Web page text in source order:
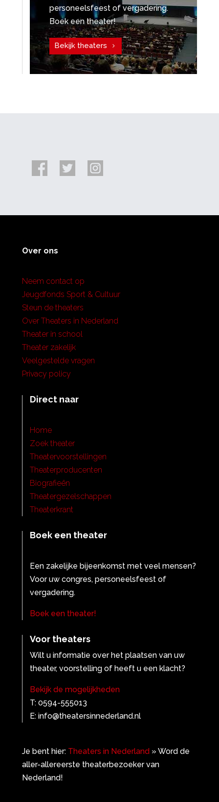
personeelsfeest of vergadering.
Boek een theater!
Bekijk theaters
Over ons
Neem contact op
Jeugdfonds Sport & Cultuur
Steun de theaters
Over Theaters in Nederland
Theater in school
Theater zakelijk
Veelgestelde vragen
Privacy policy
Direct naar
Home
Zoek theater
Theatervoorstellingen
Theaterproducenten
Biografieën
Theatergezelschappen
Theaterkrant
Boek een theater
Een zakelijke bijeenkomst met veel mensen?
Voor uw congres, personeelsfeest of
vergadering.
Boek een theater!
Voor theaters
Wilt u informatie over het plaatsen van uw
theater, voorstelling of heeft u een klacht?
Bekijk de mogelijkheden
T: 0594-555013
E: info@theatersinnederland.nl
Je bent hier: Theaters in Nederland» Word de
aller-allereerste theaterbezoeker van
Nederland!